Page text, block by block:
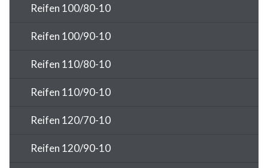
Reifen 100/80-10
Reifen 100/90-10
Reifen 110/80-10
Reifen 110/90-10
Reifen 120/70-10
Reifen 120/90-10